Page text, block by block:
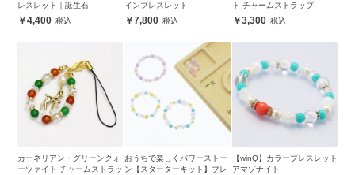
レスレット｜誕生石
4,400
インブレスレット
7,800
ト チャームストラップ
3,300
カーネリアン・グリーンクォ
ーツァイト チャームストラッ
おうちで楽しくパワーストー
ン【スターターキット】ブレ
【winQ】カラーブレスレット
アマゾナイト